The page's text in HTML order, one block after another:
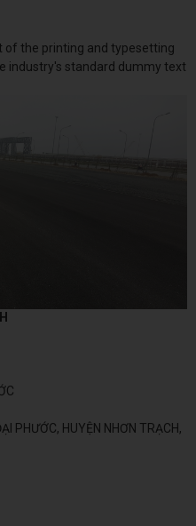
of the printing and typesetting
industry's standard dummy text
PHƯỚC, HUYỆN NHƠN TRẠCH,